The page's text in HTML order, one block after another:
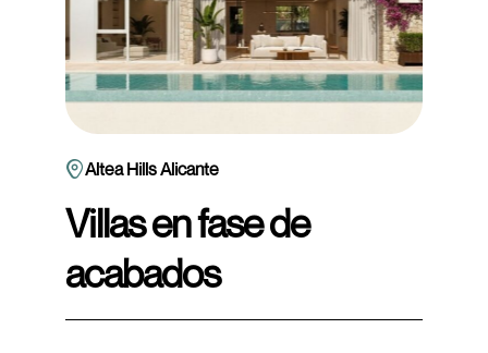
Altea Hills Alicante
Villas en fase de
acabados